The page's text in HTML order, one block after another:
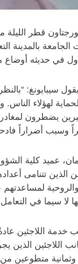
ما يقرب من 5 ملايين لاجئ
سيبايونغ:
لهؤلاء
يضطرون
وسبب أضراراً
عميد كلية
الذين تتنامى
والروحية
بها لا سيما في
اللاجئين عادةً
اللاجئين
137 موظفاً وثمانية